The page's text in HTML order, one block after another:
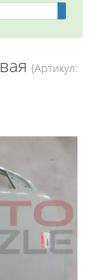
(Артикул: